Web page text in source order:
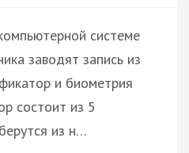
системе
заводят запись из
и биометрия
состоит из 5
из н…